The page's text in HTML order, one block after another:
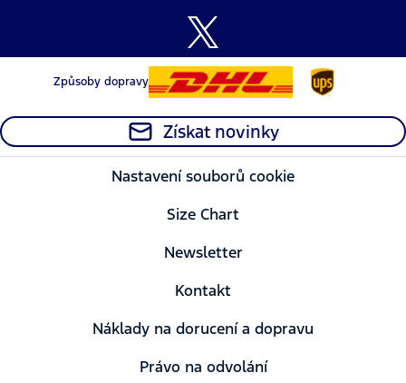
Způsoby dopravy
Získat novinky
Nastavení souborů cookie
Size Chart
Newsletter
Kontakt
Náklady na dorucení a dopravu
Právo na odvolání